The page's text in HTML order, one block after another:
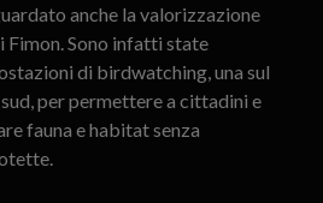
anche la valorizzazione
Fimon. Sono infatti state
di birdwatching, una sul
per permettere a cittadini e
fauna e habitat senza